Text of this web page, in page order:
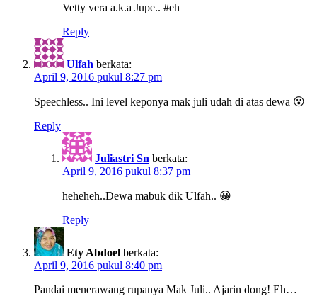
Vetty vera a.k.a Jupe.. #eh
Reply
Ulfah berkata:
April 9, 2016 pukul 8:27 pm
Speechless.. Ini level keponya mak juli udah di atas dewa 😮
Reply
Juliastri Sn berkata:
April 9, 2016 pukul 8:37 pm
heheheh..Dewa mabuk dik Ulfah.. 😀
Reply
Ety Abdoel berkata:
April 9, 2016 pukul 8:40 pm
Pandai menerawang rupanya Mak Juli.. Ajarin dong! Eh…